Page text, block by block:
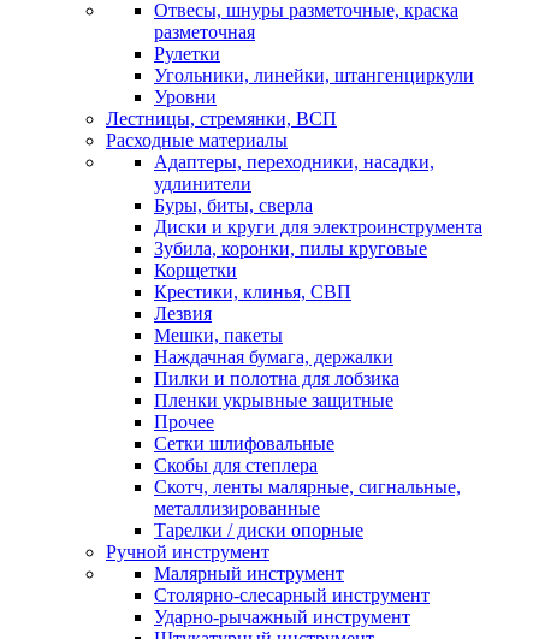
Отвесы, шнуры разметочные, краска
разметочная
Рулетки
Угольники, линейки, штангенциркули
Уровни
Лестницы, стремянки, ВСП
Расходные материалы
Адаптеры, переходники, насадки,
удлинители
Буры, биты, сверла
Диски и круги для электроинструмента
Зубила, коронки, пилы круговые
Корщетки
Крестики, клинья, СВП
Лезвия
Мешки, пакеты
Наждачная бумага, держалки
Пилки и полотна для лобзика
Пленки укрывные защитные
Прочее
Сетки шлифовальные
Скобы для степлера
Скотч, ленты малярные, сигнальные,
металлизированные
Тарелки / диски опорные
Ручной инструмент
Малярный инструмент
Столярно-слесарный инструмент
Ударно-рычажный инструмент